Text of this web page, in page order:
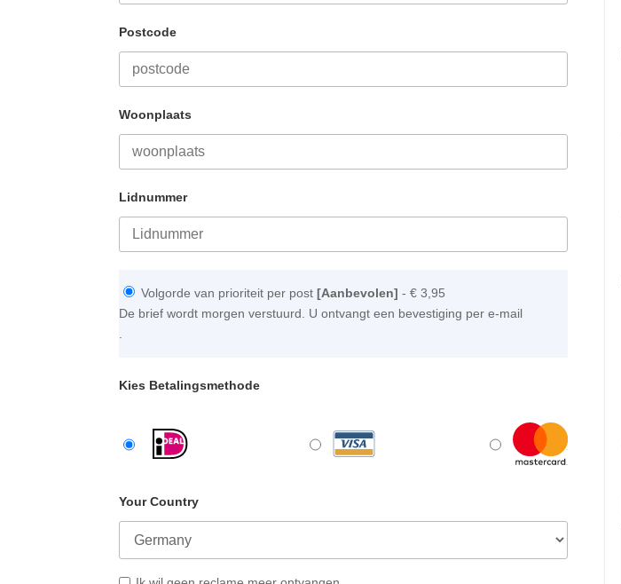
Postcode
Woonplaats
Lidnummer
Volgorde van prioriteit per post[Aanbevolen]-€ 3,95
De brief wordt morgen verstuurd. U ontvangt een bevestiging per e-mail
Kies Betalingsmethode
Your Country